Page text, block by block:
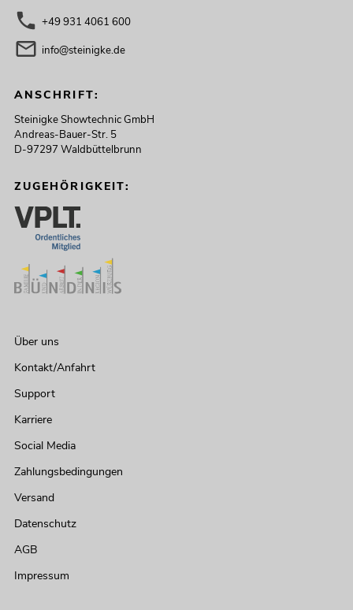
+49 931 4061 600
info@steinigke.de
ANSCHRIFT:
Steinigke Showtechnic GmbH
Andreas-Bauer-Str. 5
D-97297 Waldbüttelbrunn
ZUGEHÖRIGKEIT:
Über uns
Kontakt/Anfahrt
Support
Karriere
Social Media
Zahlungsbedingungen
Versand
Datenschutz
AGB
Impressum